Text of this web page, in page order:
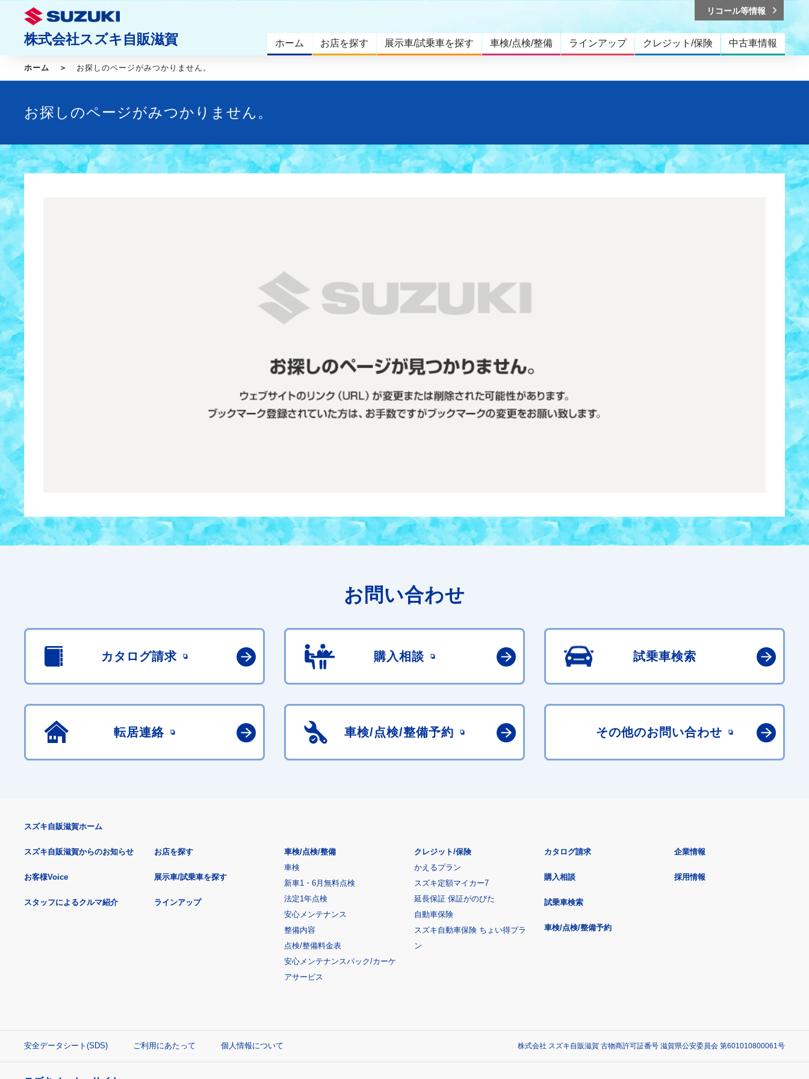
株式会社スズキ自販滋賀 ホーム お店を探す 展示車/試乗車を探す 車検/点検/整備 ラインアップ クレジット/保険 中古車情報
リコール等情報
ホーム お探しのページがみつかりません。
お探しのページがみつかりません。
お問い合わせ
カタログ請求 購入相談 試乗車検索
転居連絡 車検/点検/整備予約 その他のお問い合わせ
スズキ自販滋賀ホーム
スズキ自販滋賀からのお知らせ
お客様Voice
スタッフによるクルマ紹介
お店を探す
展示車/試乗車を探す
ラインアップ
車検/点検/整備
車検
新車1・6月無料点検
法定1年点検
安心メンテナンス
整備内容
点検/整備料金表
安心メンテナンスパック/カーケ
アサービス
クレジット/保険
かえるプラン
スズキ定額マイカー7
延長保証 保証がのびた
自動車保険
スズキ自動車保険 ちょい得プラ
ン
カタログ請求
購入相談
試乗車検索
車検/点検/整備予約
企業情報
採用情報
安全データシート(SDS) ご利用にあたって 個人情報について 株式会社 スズキ自販滋賀 古物商許可証番号 滋賀県公安委員会 第601010800061号